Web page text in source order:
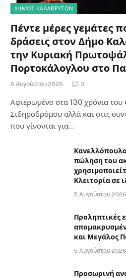
ΔΗΜΟΣ ΚΑΛΑΒΡΥΤΩΝ
Πέντε μέρες γεμάτες
δράσεις στον Δήμο
την Κυριακή
Πορτοκάλογλου στο
6 Αυγούστου 2026 0
Αφιερωμένο στα 130 χρόνια
Σιδηροδρόμου αλλά και στις
που γίνονται για…
πώληση του
Κλειτορία σε
5 Αυγούστου 2026
Προληπτικές
και Μεγάλος
5 Αυγούστου 2026
Προσωρινή